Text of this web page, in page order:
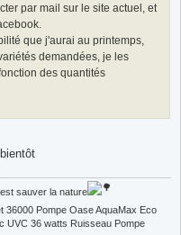
par mail sur le site actuel, et
que j'aurai au printemps,
demandées, je les
des quantités
sauver la nature
36000 Pompe Oase AquaMax Eco
UVC 36 watts Ruisseau Pompe